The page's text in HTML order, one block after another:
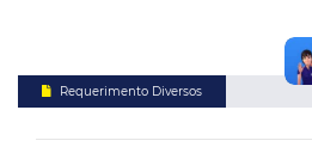
Requerimento Diversos